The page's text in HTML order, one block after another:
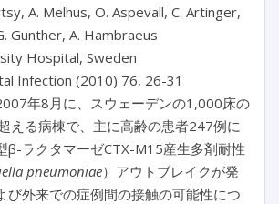
A. Melhus, O. Aspevall, C. Artinger,
Gunther, A. Hambraeus
Hospital, Sweden
Infection (2010) 76, 26-31
年8月に、スウェーデンの1,000床の
える病棟で、主に高齢の患者247例に
β-ラクタマーゼCTX-M15産生多剤耐性
pneumoniae）アウトブレイクが発
び外来での症例間の接触の可能性につ